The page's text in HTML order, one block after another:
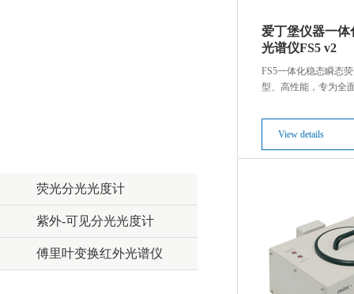
荧光分光光度计
紫外-可见分光光度计
傅里叶变换红外光谱仪
爱丁堡仪器一
光谱仪FS5 v2
FS5一体化稳态瞬态
型、高性能，专为全
已成为荧光研究领域
助力全球数千篇科学
View details